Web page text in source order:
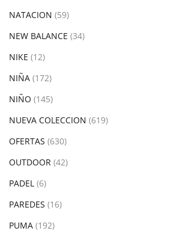
NATACION (59)
NEW BALANCE (34)
NIKE (12)
NIÑA (172)
NIÑO (145)
NUEVA COLECCION (619)
OFERTAS (630)
OUTDOOR (42)
PADEL (6)
PAREDES (16)
PUMA (192)